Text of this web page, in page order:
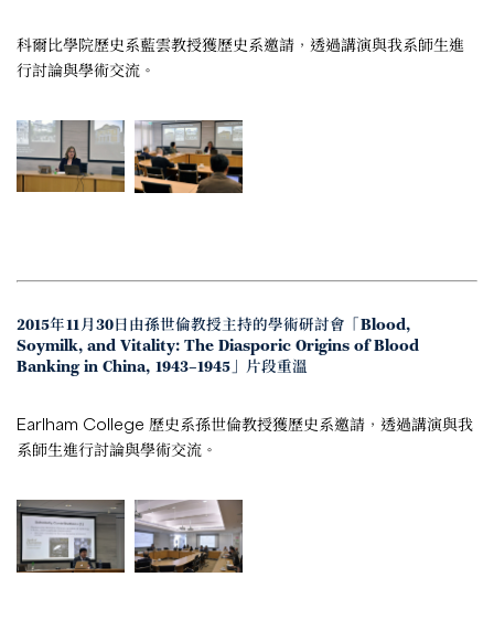
科爾比學院歷史系藍雲教授獲歷史系邀請，透過講演與我系師生進
行討論與學術交流。
2015年11月30日由孫世倫教授主持的學術研討會「Blood,
Soymilk, and Vitality: The Diasporic Origins of Blood
Banking in China, 1943–1945」片段重溫
Earlham College 歷史系孫世倫教授獲歷史系邀請，透過講演與我
系師生進行討論與學術交流。